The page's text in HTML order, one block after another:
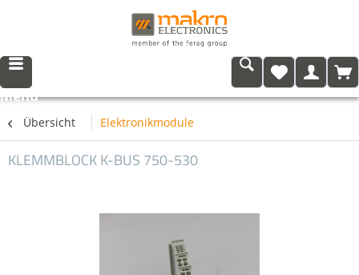
Menü
Übersicht Elektronikmodule
KLEMMBLOCK K-BUS 750-530